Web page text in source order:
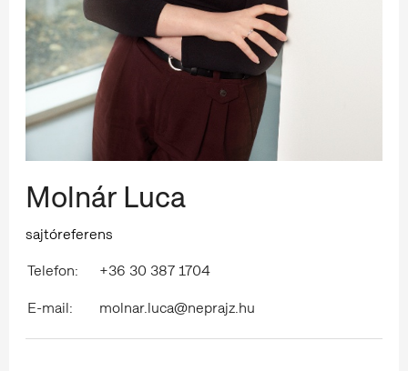
Molnár Luca
sajtóreferens
Telefon:
+36 30 387 1704
E-mail:
molnar.luca@neprajz.hu